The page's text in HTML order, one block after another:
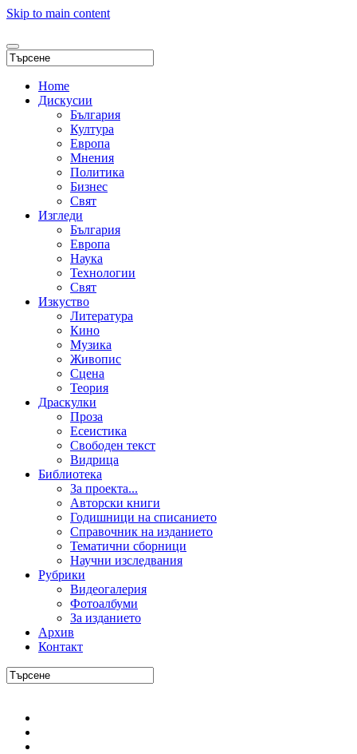
Skip to main content
Home
Дискусии
България
Култура
Европа
Мнения
Политика
Бизнес
Свят
Изгледи
България
Европа
Наука
Технологии
Свят
Изкуство
Литература
Кино
Музика
Живопис
Сцена
Теория
Драскулки
Проза
Есеистика
Свободен текст
Видрица
Библиотека
За проекта...
Авторски книги
Годишници на списанието
Справочник на изданието
Тематични сборници
Научни изследвания
Рубрики
Видеогалерия
Фотоалбуми
За изданието
Архив
Контакт